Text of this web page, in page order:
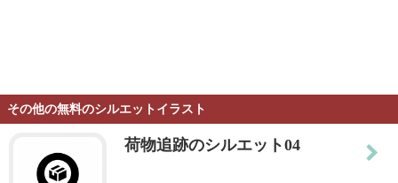
その他の無料のシルエットイラスト
荷物追跡のシルエット04